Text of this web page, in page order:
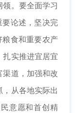
。要全面学习
要论述，坚决完
粮食和重要农产
实推进宜居宜
渠道，加强和改
从各地实际出
意愿和首创精